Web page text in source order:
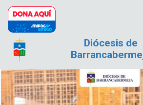
Pasar al contenido principal
Diócesis de